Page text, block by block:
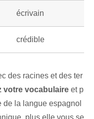
écrivain
crédible
des racines et des ter
votre vocabulaire et p
de la langue espagnol